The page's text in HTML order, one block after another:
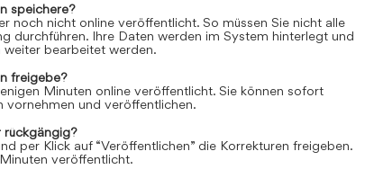
speichere?
noch nicht online veröffentlicht. So müssen Sie nicht alle
durchführen. Ihre Daten werden im System hinterlegt und
bearbeitet werden.
freigebe?
Minuten online veröffentlicht. Sie können sofort
vornehmen und veröffentlichen.
per Klick auf “Veröffentlichen” die Korrekturen freigeben.
veröffentlicht.